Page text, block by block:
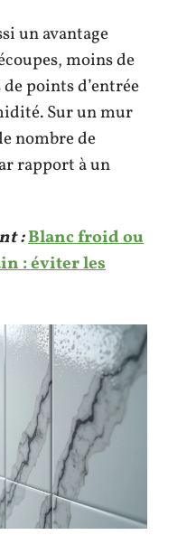
un avantage
moins de
points d’entrée
Sur un mur
nombre de
rapport à un
:Blanc froid ou
: éviter les